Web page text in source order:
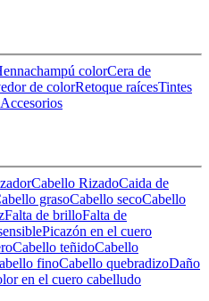
champú colorCera de
de colorRetoque raícesTintes
Accesorios
Cabello RizadoCaida de
grasoCabello secoCabello
Falta de brilloFalta de
Picazón en el cuero
Cabello teñidoCabello
finoCabello quebradizoDaño
en el cuero cabelludo